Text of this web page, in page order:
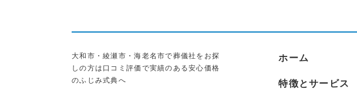
大和市・綾瀬市・海老名市で葬儀社をお探
しの方は口コミ評価で実績のある安心価格
のふじみ式典へ
ホーム
特徴とサービス